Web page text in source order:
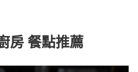
房 餐點推薦